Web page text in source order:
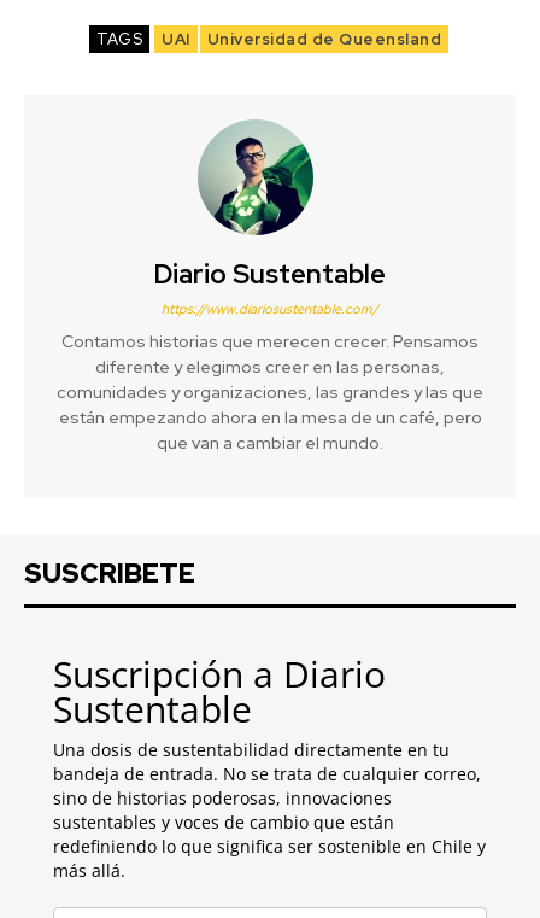
TAGS UAI Universidad de Queensland
Diario Sustentable
https://www.diariosustentable.com/
Contamos historias que merecen crecer. Pensamos
diferente y elegimos creer en las personas,
comunidades y organizaciones, las grandes y las que
están empezando ahora en la mesa de un café, pero
que van a cambiar el mundo.
SUSCRIBETE
Suscripción a Diario
Sustentable
Una dosis de sustentabilidad directamente en tu
bandeja de entrada. No se trata de cualquier correo,
sino de historias poderosas, innovaciones
sustentables y voces de cambio que están
redefiniendo lo que significa ser sostenible en Chile y
más allá.